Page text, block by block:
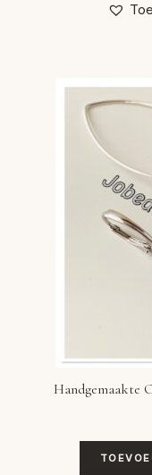
Handgemaakte